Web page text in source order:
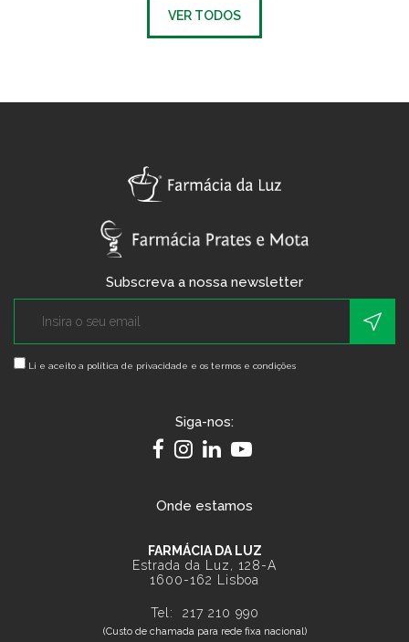
VER TODOS
Subscreva a nossa newsletter
Li e aceito a política de privacidade e os termos e condições
Siga-nos:
Onde estamos
FARMÁCIA DA LUZ
Estrada da Luz, 128-A
1600-162 Lisboa
Tel: 217 210 990
(Custo de chamada para rede fixa nacional)